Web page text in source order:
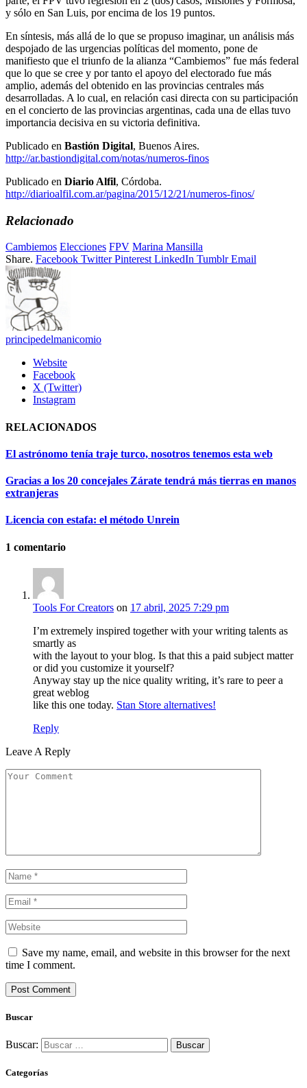
y sólo en San Luis, por encima de los 19 puntos.
En síntesis, más allá de lo que se propuso imaginar, un análisis más
despojado de las urgencias políticas del momento, pone de
manifiesto que el triunfo de la alianza “Cambiemos” fue más federal
que lo que se cree y por tanto el apoyo del electorado fue más
amplio, además del obtenido en las provincias centrales más
desarrolladas. A lo cual, en relación casi directa con su participación
en el concierto de las provincias argentinas, cada una de ellas tuvo
importancia decisiva en su victoria definitiva.
Publicado en Bastión Digital, Buenos Aires.
http://ar.bastiondigital.com/notas/numeros-finos
Publicado en Diario Alfil, Córdoba.
http://diarioalfil.com.ar/pagina/2015/12/21/numeros-finos/
Relacionado
Cambiemos Elecciones FPV Marina Mansilla
Share. Facebook Twitter Pinterest LinkedIn Tumblr Email
principedelmanicomio
Website
Facebook
X (Twitter)
Instagram
RELACIONADOS
El astrónomo tenía traje turco, nosotros tenemos esta web
Gracias a los 20 concejales Zárate tendrá más tierras en manos
extranjeras
Licencia con estafa: el método Unrein
1 comentario
Tools For Creators on 17 abril, 2025 7:29 pm
I’m extremely inspired together with your writing talents as
smartly as
with the layout to your blog. Is that this a paid subject matter
or did you customize it yourself?
Anyway stay up the nice quality writing, it’s rare to peer a
great weblog
like this one today. Stan Store alternatives!
Reply
Leave A Reply
Save my name, email, and website in this browser for the next
time I comment.
Buscar
Buscar:
Categorías